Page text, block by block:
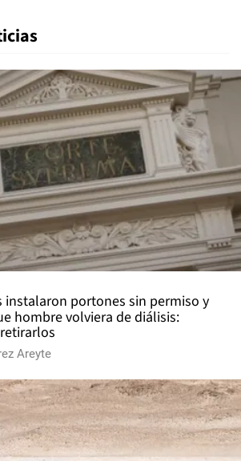
instalaron portones sin permiso y
hombre volviera de diálisis:
Areyte